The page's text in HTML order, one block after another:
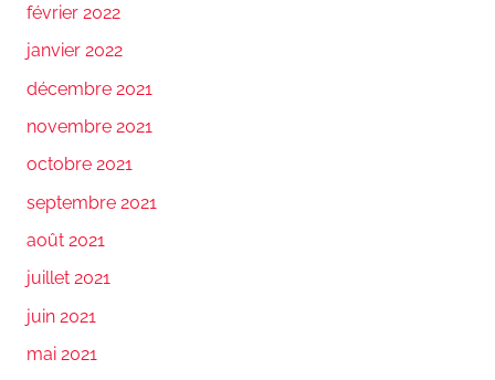
février 2022
janvier 2022
décembre 2021
novembre 2021
octobre 2021
septembre 2021
août 2021
juillet 2021
juin 2021
mai 2021